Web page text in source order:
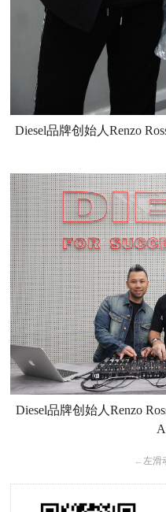
Diesel品牌创始人Renzo
Diesel品牌创始人Renzo
←左滑